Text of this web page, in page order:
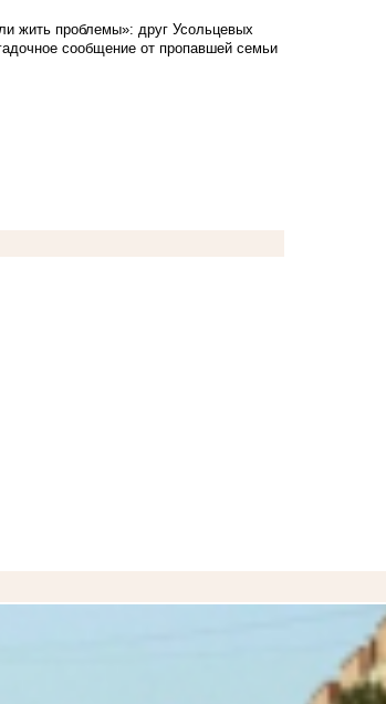
жить проблемы»: друг Усольцевых
сообщение от пропавшей семьи